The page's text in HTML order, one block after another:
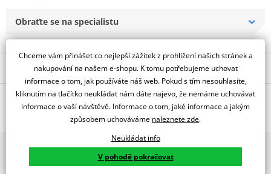
Obraťte se na specialistu
Popis a parametry
Jsme autorizovaný
dealer značky PUIG
WINDSHIELD MOD. RAFALE INAZUMA 250 13' C/BLUE
Tabulka velikostí
O výrobci
PUIG byl založen v roce 1964 ve Španělsku. Vyrábí se ve městě
Granollers poblíž Barcelony na ploše 8 000 m² v objektu, který se
dělí na 3 části: komerční, odlitkovou a kovových součástek. Již 40
2x multibrand showroom
9 značek motocyklů, servis, oblečení, doplňky i náhradní
Chceme vám přinášet co nejlepší zážitek z prohlížení našich stránek a
nakupování na našem e-shopu. K tomu potřebujeme uchovat
informace o tom, jak používáte náš web. Pokud s tím nesouhlasíte,
kliknutím na tlačítko neukládat nám dáte najevo, že nemáme uchovávat
informace o vaší návštěvě. Informace o tom, jaké informace a jakým
způsobem uchováváme naleznete zde.
Neukládat info
V pohodě pokračovat